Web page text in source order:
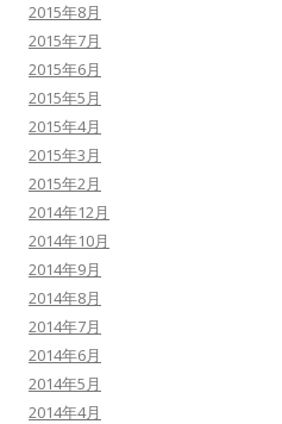
2015年8月
2015年7月
2015年6月
2015年5月
2015年4月
2015年3月
2015年2月
2014年12月
2014年10月
2014年9月
2014年8月
2014年7月
2014年6月
2014年5月
2014年4月